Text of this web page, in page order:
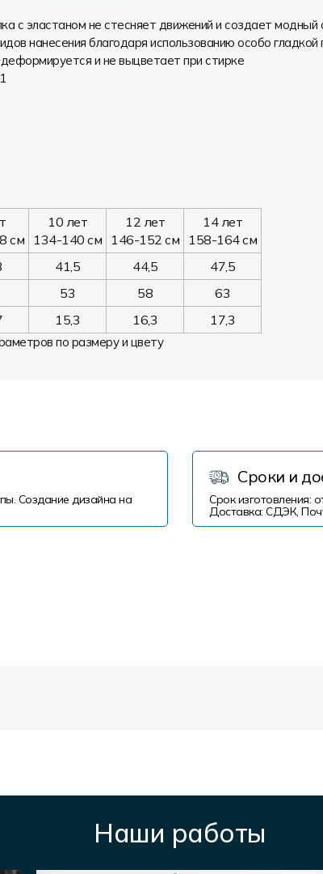
с эластаном не стесняет движений и создает модный
нанесения благодаря использованию особо гладкой
и не выцветает при стирке
см
10 лет
134-140 см
12 лет
146-152 см
14 лет
158-164 см
41,5 44,5
47,5
53 58
63
15,3 16,3 17,3
по размеру и цвету
Создание дизайна на
Сроки и
Срок изготовления:
Доставка: СДЭК,
Наши работы